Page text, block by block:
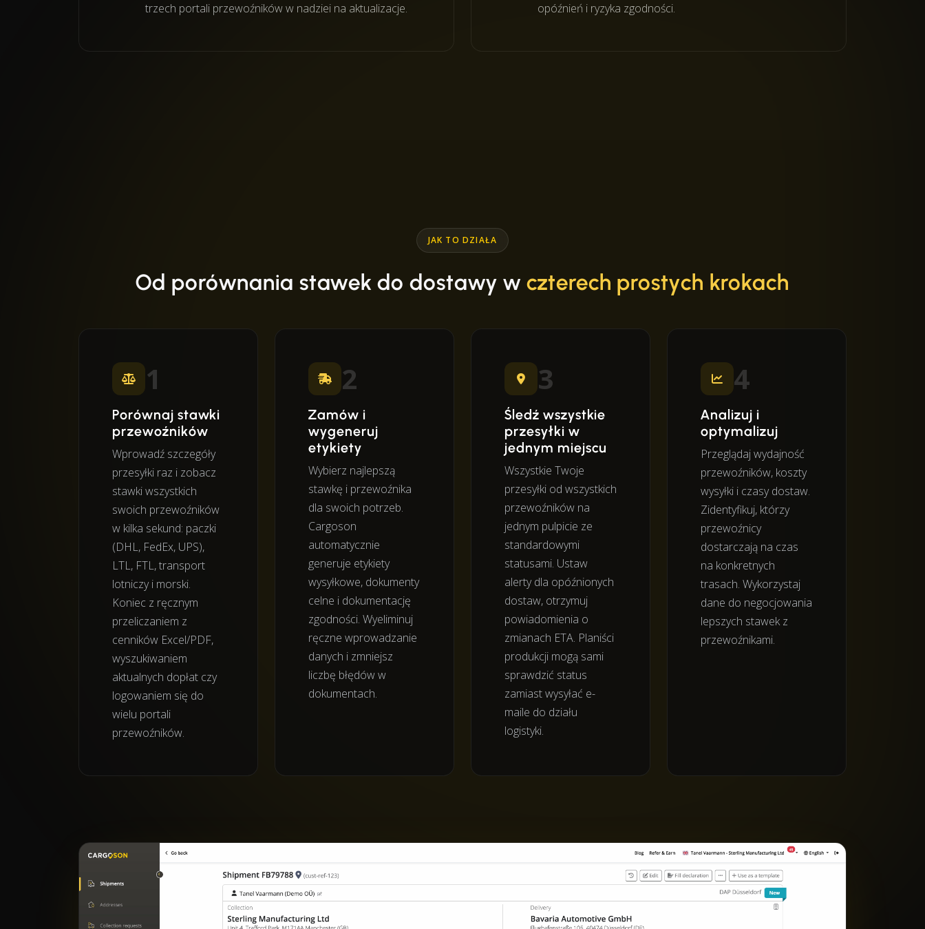
trzech portali przewoźników w nadziei na aktualizacje.
opóźnień i ryzyka zgodności.
JAK TO DZIAŁA
Od porównania stawek do dostawy w czterech prostych krokach
1
Porównaj stawki
przewoźników
Wprowadź szczegóły
przesyłki raz i zobacz
stawki wszystkich
swoich przewoźników
w kilka sekund: paczki
(DHL, FedEx, UPS),
LTL, FTL, transport
lotniczy i morski.
Koniec z ręcznym
przeliczaniem z
cenników Excel/PDF,
wyszukiwaniem
aktualnych dopłat czy
logowaniem się do
wielu portali
przewoźników.
2
Zamów i
wygeneruj
etykiety
Wybierz najlepszą
stawkę i przewoźnika
dla swoich potrzeb.
Cargoson
automatycznie
generuje etykiety
wysyłkowe, dokumenty
celne i dokumentację
zgodności. Wyeliminuj
ręczne wprowadzanie
danych i zmniejsz
liczbę błędów w
dokumentach.
3
Śledź wszystkie
przesyłki w
jednym miejscu
Wszystkie Twoje
przesyłki od wszystkich
przewoźników na
jednym pulpicie ze
standardowymi
statusami. Ustaw
alerty dla opóźnionych
dostaw, otrzymuj
powiadomienia o
zmianach ETA. Planiści
produkcji mogą sami
sprawdzić status
zamiast wysyłać e-
maile do działu
logistyki.
4
Analizuj i
optymalizuj
Przeglądaj wydajność
przewoźników, koszty
wysyłki i czasy dostaw.
Zidentyfikuj, którzy
przewoźnicy
dostarczają na czas
na konkretnych
trasach. Wykorzystaj
dane do negocjowania
lepszych stawek z
przewoźnikami.